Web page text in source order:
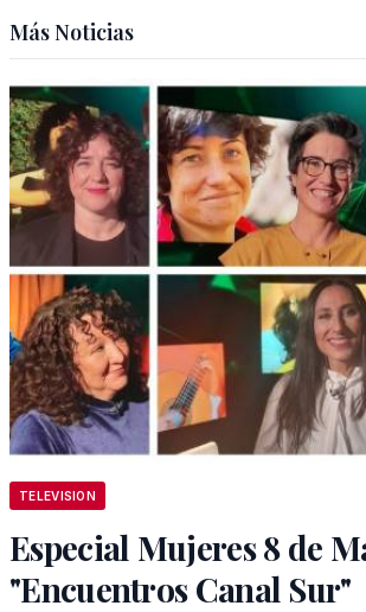
Más Noticias
TELEVISION
Especial Mujeres 8 de
"Encuentros Canal Sur"